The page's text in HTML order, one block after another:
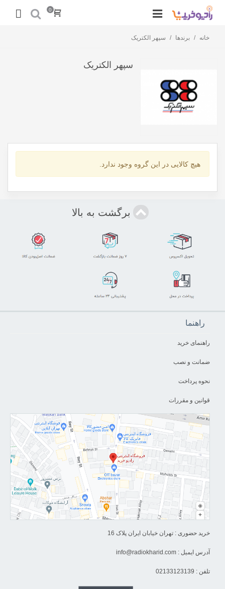
0
خانه / برندها / سپهر الکتریک
سپهر الکتریک
هیچ کالایی در این گروه وجود ندارد.
برگشت به بالا
راهنما
راهنمای خرید
ضمانت و نصب
نحوه پرداخت
قوانین و مقررات
خرید حضوری : تهران خیابان ایران پلاک 16
آدرس ایمیل : info@radiokharid.com
تلفن : 02133123139